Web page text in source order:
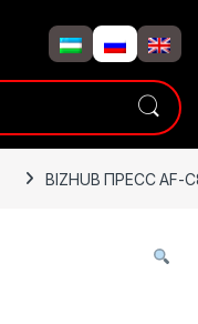
BIZHUB ПРЕСС AF-